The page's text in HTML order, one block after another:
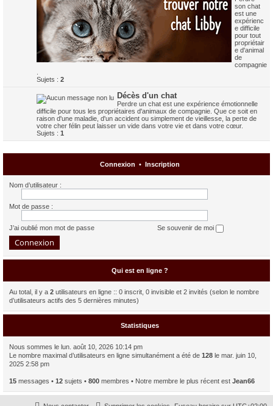
son chat
est une
expérienc
e difficile
pour tout
propriétair
e d'animal
de
compagnie
Sujets : 2
Décès d'un chat
Perdre un chat est une expérience émotionnelle
difficile pour tous les propriétaires d'animaux de compagnie. Que ce soit en
raison d'une maladie, d'un accident ou simplement de vieillesse, la perte de
votre cher félin peut laisser un vide dans votre vie et dans votre cœur.
Sujets : 1
Connexion • Inscription
Nom d’utilisateur :
Mot de passe :
J’ai oublié mon mot de passe Se souvenir de moi
Qui est en ligne ?
Au total, il y a 2 utilisateurs en ligne :: 0 inscrit, 0 invisible et 2 invités (selon le nombre
d’utilisateurs actifs des 5 dernières minutes)
Statistiques
Nous sommes le lun. août 10, 2026 10:14 pm
Le nombre maximal d’utilisateurs en ligne simultanément a été de 128 le mar. juin 10,
2025 2:58 pm
15 messages • 12 sujets • 800 membres • Notre membre le plus récent est Jean66